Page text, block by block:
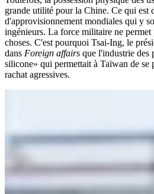
grande utilité pour la Chine. Ce qui est
d'approvisionnement mondiales qui y
ingénieurs. La force militaire ne permet
choses. C'est pourquoi Tsai-Ing, le
dans Foreign affairs que l'industrie des
silicone» qui permettait à Taïwan de se
rachat agressives.